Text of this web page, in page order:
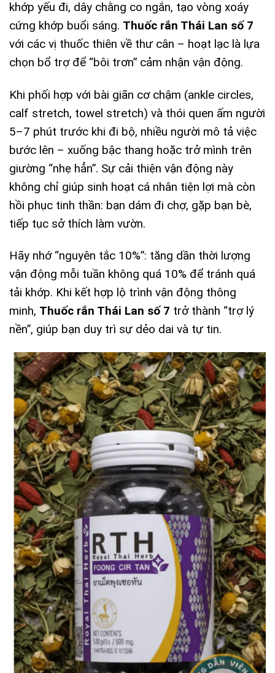
khớp yếu đi, dây chằng co ngắn, tạo vòng xoáy
cứng khớp buổi sáng. Thuốc rắn Thái Lan số 7
với các vị thuốc thiên về thư cân – hoạt lạc là lựa
chọn bổ trợ để “bôi trơn” cảm nhận vận động.
Khi phối hợp với bài giãn cơ chậm (ankle circles,
calf stretch, towel stretch) và thói quen ấm người
5–7 phút trước khi đi bộ, nhiều người mô tả việc
bước lên – xuống bậc thang hoặc trở mình trên
giường “nhẹ hẳn”. Sự cải thiện vận động này
không chỉ giúp sinh hoạt cá nhân tiện lợi mà còn
hồi phục tinh thần: bạn dám đi chợ, gặp bạn bè,
tiếp tục sở thích làm vườn.
Hãy nhớ “nguyên tắc 10%”: tăng dần thời lượng
vận động mỗi tuần không quá 10% để tránh quá
tải khớp. Khi kết hợp lộ trình vận động thông
minh, Thuốc rắn Thái Lan số 7 trở thành “trợ lý
nền”, giúp bạn duy trì sự dẻo dai và tự tin.